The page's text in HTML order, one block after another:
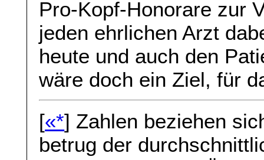
Pro-Kopf-Honorare zur
jeden ehrlichen Arzt
heute und auch den
wäre doch ein Ziel, für
[«*] Zahlen beziehen
betrug der